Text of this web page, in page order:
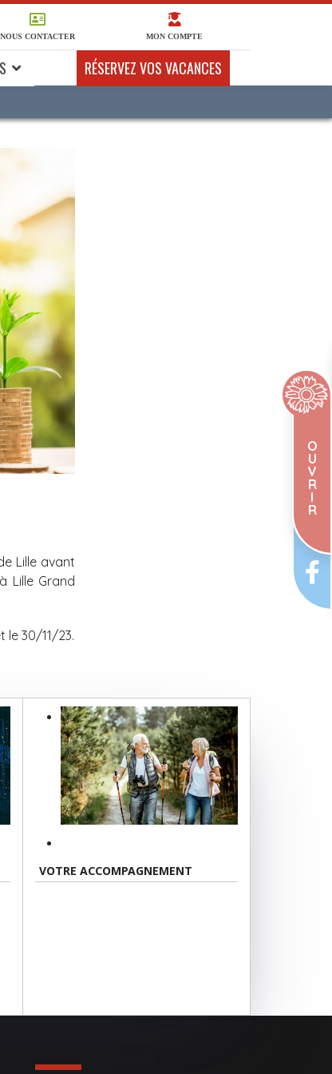
NOUS CONTACTER MON COMPTE
RÉSERVEZ VOS VACANCES
Lille avant
Lille Grand
le 30/11/23.
VOTRE ACCOMPAGNEMENT
O
U
V
R
I
R